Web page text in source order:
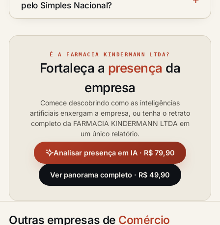
pelo Simples Nacional?
É A FARMACIA KINDERMANN LTDA?
Fortaleça a presença da
empresa
Comece descobrindo como as inteligências
artificiais enxergam a empresa, ou tenha o retrato
completo da FARMACIA KINDERMANN LTDA em
um único relatório.
Analisar presença em IA · R$ 79,90
Ver panorama completo · R$ 49,90
Outras empresas de Comércio